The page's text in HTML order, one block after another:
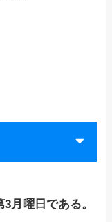
月曜日である。